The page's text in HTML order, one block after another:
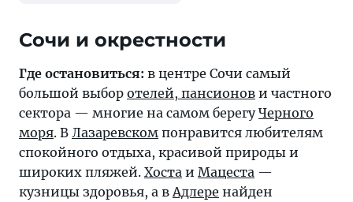
Где остановиться: в центре Сочи самый
большой выбор отелей, пансионов и частного
сектора — многие на самом берегуЧерного
моря. В Лазаревском понравится любителям
спокойного отдыха, красивой природы и
широких пляжей. Хоста и Мацеста —
кузницы здоровья, а в Адлере найден